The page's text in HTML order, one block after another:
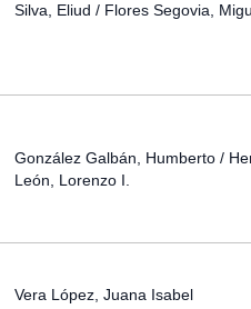
Silva, Eliud / Flores Segovia,
González Galbán, Humberto /
León, Lorenzo I.
Vera López, Juana Isabel